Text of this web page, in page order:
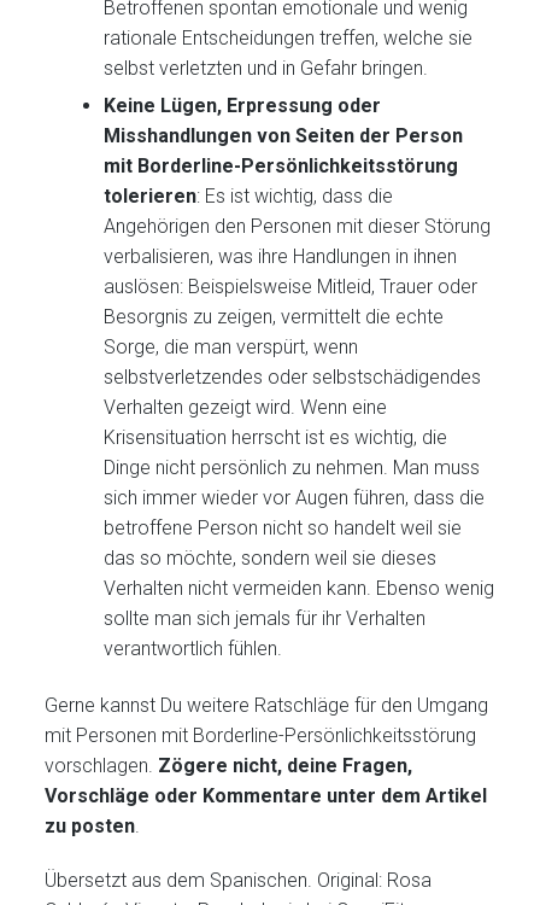
Betroffenen spontan emotionale und wenig
rationale Entscheidungen treffen, welche sie
selbst verletzten und in Gefahr bringen.
Keine Lügen, Erpressung oder
Misshandlungen von Seiten der Person
mit Borderline-Persönlichkeitsstörung
tolerieren: Es ist wichtig, dass die
Angehörigen den Personen mit dieser Störung
verbalisieren, was ihre Handlungen in ihnen
auslösen: Beispielsweise Mitleid, Trauer oder
Besorgnis zu zeigen, vermittelt die echte
Sorge, die man verspürt, wenn
selbstverletzendes oder selbstschädigendes
Verhalten gezeigt wird. Wenn eine
Krisensituation herrscht ist es wichtig, die
Dinge nicht persönlich zu nehmen. Man muss
sich immer wieder vor Augen führen, dass die
betroffene Person nicht so handelt weil sie
das so möchte, sondern weil sie dieses
Verhalten nicht vermeiden kann. Ebenso wenig
sollte man sich jemals für ihr Verhalten
verantwortlich fühlen.
Gerne kannst Du weitere Ratschläge für den Umgang
mit Personen mit Borderline-Persönlichkeitsstörung
vorschlagen. Zögere nicht, deine Fragen,
Vorschläge oder Kommentare unter dem Artikel
zu posten.
Übersetzt aus dem Spanischen. Original: Rosa